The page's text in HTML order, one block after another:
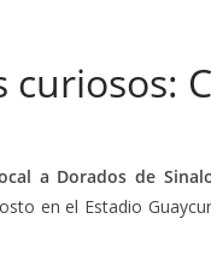
a Dorados de
en el Estadio